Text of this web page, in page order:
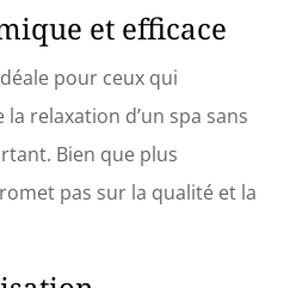
et efficace
pour ceux qui
relaxation d’un spa sans
Bien que plus
pas sur la qualité et la